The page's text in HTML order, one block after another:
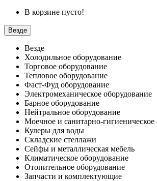
В корзине пусто!
Везде
Везде
Холодильное оборудование
Торговое оборудование
Тепловое оборудование
Фаст-Фуд оборудование
Электромеханическое оборудование
Барное оборудование
Нейтральное оборудование
Моечное и санитарно-гигиеническое
Кулеры для воды
Складские стеллажи
Сейфы и металлическая мебель
Климатическое оборудование
Отопительное оборудование
Запчасти и комплектующие